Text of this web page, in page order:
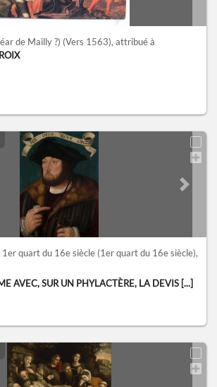
de Mailly ?) (Vers 1563), attribué à
Next
quart du 16e siècle (1er quart du 16e siècle),
AVEC, SUR UN PHYLACTÈRE, LA DEVIS [...]